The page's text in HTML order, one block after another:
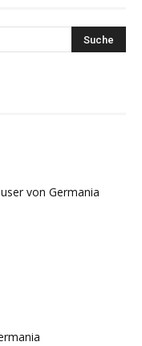
von Germania